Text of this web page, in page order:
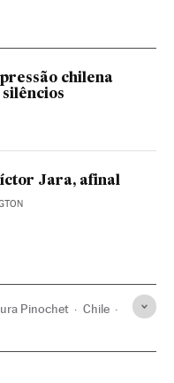
chilena
Jara, afinal
Pinochet Chile